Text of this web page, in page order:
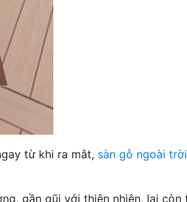
từ khi ra mắt, sàn gỗ ngoài trời
gần gũi với thiên nhiên, lại còn